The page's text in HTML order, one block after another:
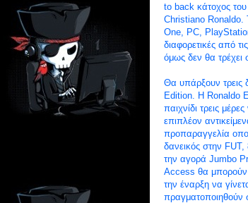
to back κάτοχος
Christiano Ronaldo.
One, PC,
διαφορετικές από
όμως δεν θα τρέχει
Θα υπάρξουν τρεις
Edition. Η Ronaldo
παιχνίδι τρεις
επιπλέον
προπαραγγελία
δανεικός στην
την αγορά Jumbo
Access θα μπορούν
την έναρξη να
πραγματοποιηθούν